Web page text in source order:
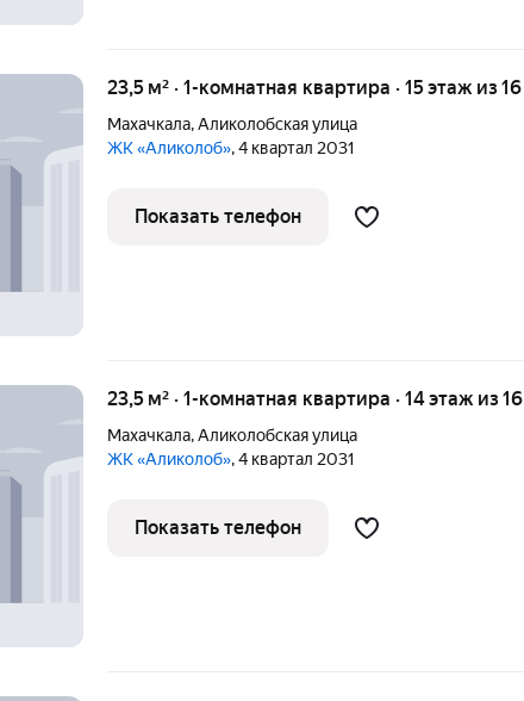
23,5 м² · 1-комнатная квартира · 15 этаж из 16
Махачкала,Аликолобская улица
ЖК «Аликолоб», 4 квартал 2031
Показать телефон
23,5 м² · 1-комнатная квартира · 14 этаж из 16
Махачкала,Аликолобская улица
ЖК «Аликолоб», 4 квартал 2031
Показать телефон